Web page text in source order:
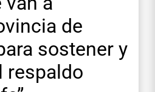
de
sostener y
respaldo